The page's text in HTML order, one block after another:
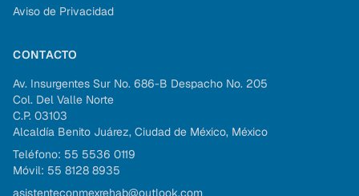
Aviso de Privacidad
CONTACTO
Av. Insurgentes Sur No. 686-B Despacho No. 205
Col. Del Valle Norte
C.P. 03103
Alcaldía Benito Juárez, Ciudad de México, México
Teléfono: 55 5536 0119
Móvil: 55 8128 8935
asistenteconmexrehab@outlook.com